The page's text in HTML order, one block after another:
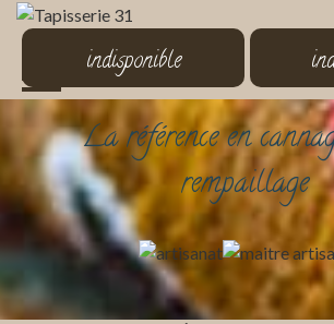
indisponible
La référence en
rempaillage